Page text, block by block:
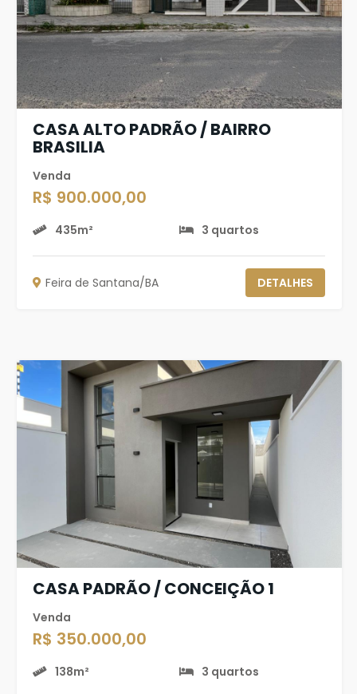
CASA ALTO PADRÃO / BAIRRO
BRASILIA
Venda
R$ 900.000,00
435m² 3 quartos
Feira de Santana/BA DETALHES
CASA PADRÃO / CONCEIÇÃO 1
Venda
R$ 350.000,00
138m² 3 quartos